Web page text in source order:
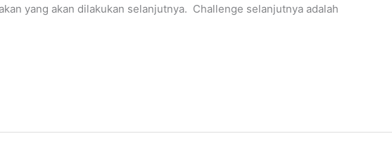
yang akan dilakukan selanjutnya. Challenge selanjutnya adalah